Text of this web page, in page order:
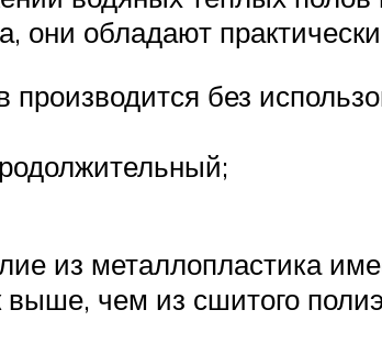
они обладают
производится без
из металлопластика
выше, чем из сшитого